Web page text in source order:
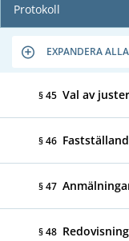
Protokoll
EXPANDERA ALLA
§ 45 Val av
§ 46
§ 47
§ 48